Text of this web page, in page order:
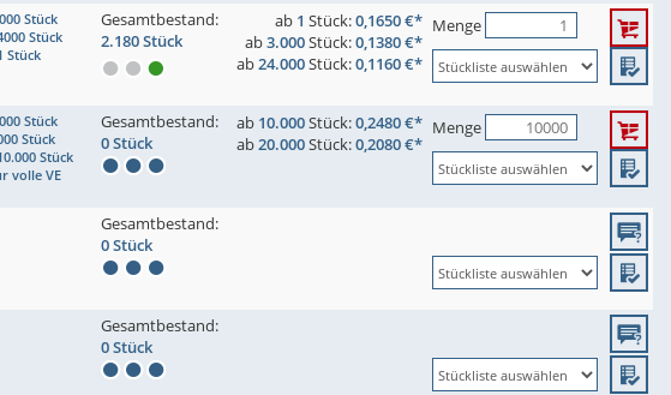
Stück
Stück
Stück
Gesamtbestand:
2.180 Stück
ab 1 Stück:0,1650 €*
ab3.000Stück:0,1380 €*
ab24.000Stück:0,1160 €*
Menge
Stück
Stück
Stück
volle VE
Gesamtbestand:
0 Stück
ab 10.000Stück:0,2480 €*
ab20.000Stück:0,2080 €*
Menge
Gesamtbestand:
0 Stück
Gesamtbestand:
0 Stück